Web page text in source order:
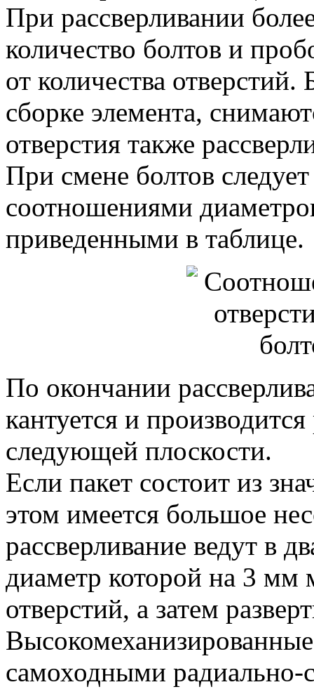
При рассверливании
количество болтов и
от количества
сборке элемента,
отверстия также
При смене болтов следует
соотношениями
приведенными в таблице.
По окончании
кантуется и
следующей плоскости.
Если пакет состоит из
этом имеется большое
рассверливание ведут в
диаметр которой на 3 мм
отверстий, а затем
самоходными радиально-